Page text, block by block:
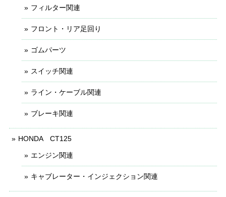
フィルター関連
フロント・リア足回り
ゴムパーツ
スイッチ関連
ライン・ケーブル関連
ブレーキ関連
HONDA CT125
エンジン関連
キャブレーター・インジェクション関連